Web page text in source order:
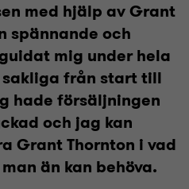
med hjälp av Grant
spännande och
mig under hela
sakliga från start till
hade försäljningen
och jag kan
Grant Thornton i vad
än kan behöva.